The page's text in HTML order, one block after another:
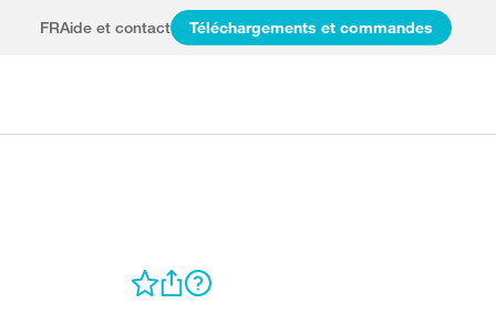
FRAide et contact Téléchargements et commandes